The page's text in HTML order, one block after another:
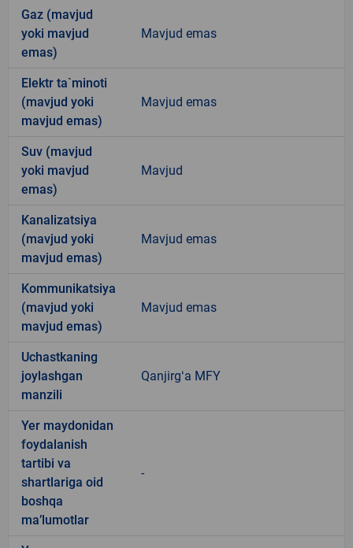
Gaz (mavjud
yoki mavjud
emas)
Mavjud emas
Elektr ta`minoti
(mavjud yoki
mavjud emas)
Mavjud emas
Suv (mavjud
yoki mavjud
emas)
Mavjud
Kanalizatsiya
(mavjud yoki
mavjud emas)
Mavjud emas
Kommunikatsiya
(mavjud yoki
mavjud emas)
Mavjud emas
Uchastkaning
joylashgan
manzili
Qanjirgʻa MFY
Yer maydonidan
foydalanish
tartibi va
shartlariga oid
boshqa
ma’lumotlar
-